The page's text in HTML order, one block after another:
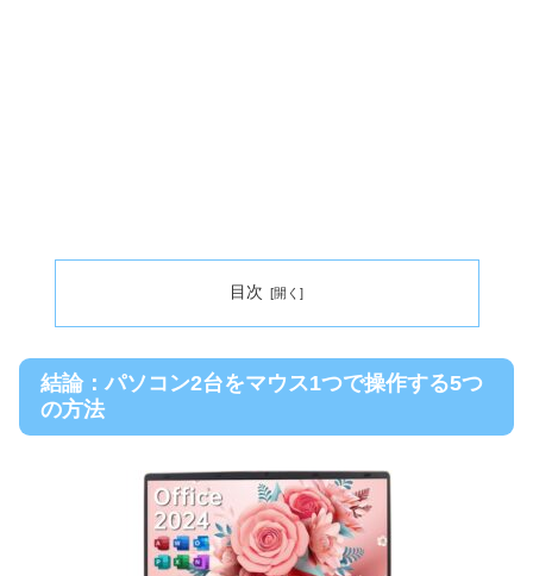
目次
結論：パソコン2台をマウス1つで操作する5つ
の方法